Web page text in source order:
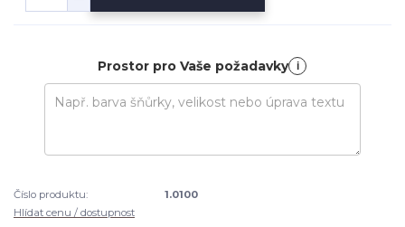
Prostor pro Vaše požadavky i
Číslo produktu:
1.0100
Hlídat cenu / dostupnost